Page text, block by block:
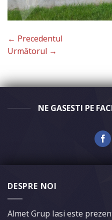
← Precedentul
Următorul →
NE GASESTI PE
DESPRE NOI
Almet Grup Iasi este